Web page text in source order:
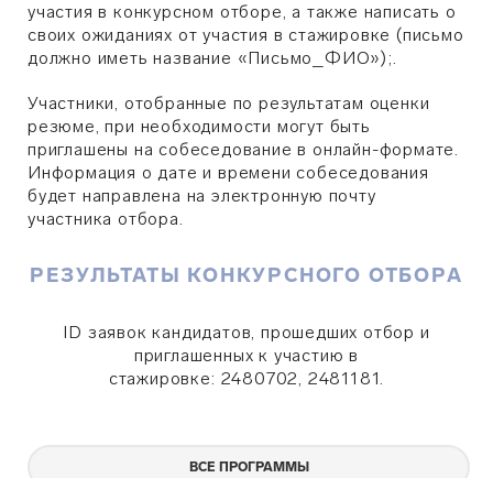
участия в конкурсном отборе, а также написать о
своих ожиданиях от участия в стажировке (письмо
должно иметь название «Письмо_ФИО»);.
Участники, отобранные по результатам оценки
резюме, при необходимости могут быть
приглашены на собеседование в онлайн-формате.
Информация о дате и времени собеседования
будет направлена на электронную почту
участника отбора.
РЕЗУЛЬТАТЫ КОНКУРСНОГО ОТБОРА
ID заявок кандидатов, прошедших отбор и
приглашенных к участию в
стажировке: 2480702, 2481181.
ВСЕ ПРОГРАММЫ